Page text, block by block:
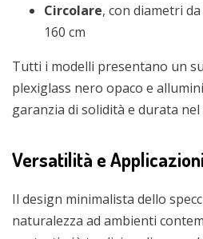
Circolare, con diametri da
160 cm
Tutti i modelli presentano un
plexiglass nero opaco e
garanzia di solidità e durata nel
Versatilità e
Il design minimalista dello
naturalezza ad ambienti